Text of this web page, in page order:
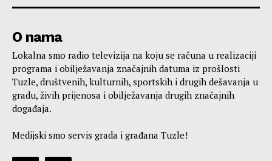
O nama
Lokalna smo radio televizija na koju se računa u realizaciji
programa i obilježavanja značajnih datuma iz prošlosti
Tuzle, društvenih, kulturnih, sportskih i drugih dešavanja u
gradu, živih prijenosa i obilježavanja drugih značajnih
događaja.
Medijski smo servis grada i građana Tuzle!